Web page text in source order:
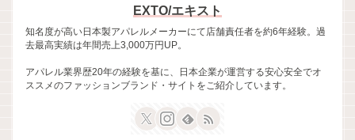
EXTO/エキスト
知名度が高い日本製アパレルメーカーにて店舗責任者を約6年経験。過
去最高実績は年間売上3,000万円UP。
アパレル業界歴20年の経験を基に、日本企業が運営する安心安全でオ
ススメのファッションブランド・サイトをご紹介しています。